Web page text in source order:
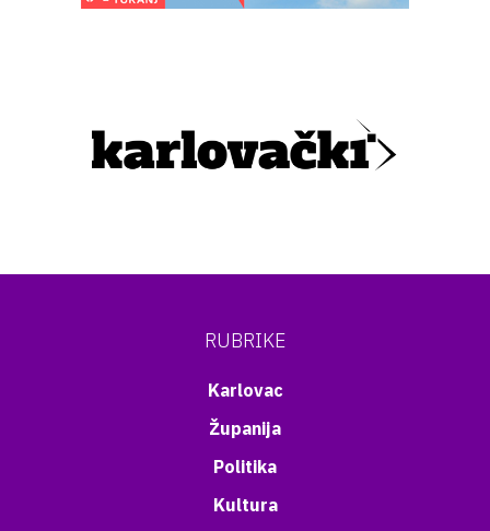
RUBRIKE
Karlovac
Županija
Politika
Kultura